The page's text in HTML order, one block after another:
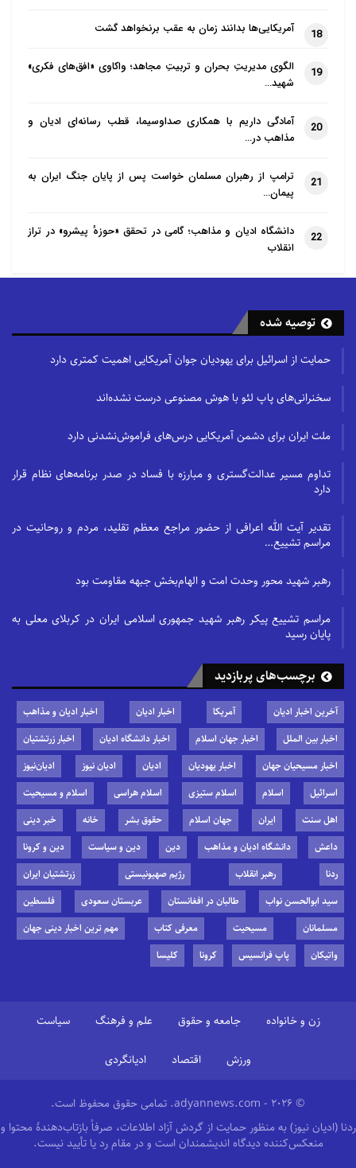
18 آمریکایی‌ها بدانند زمان به عقب برنخواهد گشت
19
الگوی مدیریتِ بحران و تربیتِ مجاهد؛ واکاوی «افق‌های فکری»
شهید…
20
آمادگی داریم با همکاری صداوسیما، قطب رسانه‌ای ادیان و
مذاهب در…
21
ترامپ از رهبران مسلمان خواست پس از پایان جنگ ایران به
پیمان…
22
دانشگاه ادیان و مذاهب؛ گامی در تحقق «حوزهٔ پیشرو» در تراز
انقلاب
توصیه شده
حمایت از اسرائیل برای یهودیان جوان آمریکایی اهمیت کمتری دارد
سخنرانی‌های پاپ لئو با هوش مصنوعی درست نشده‌اند
ملت ایران برای دشمن آمریکایی درس‌های فراموش‌نشدنی دارد
تداوم مسیر عدالت‌گستری و مبارزه با فساد در صدر برنامه‌های نظام قرار
دارد
تقدیر آیت الله اعرافی از حضور مراجع معظم تقلید، مردم و روحانیت در
مراسم تشییع…
رهبر شهید محور وحدت امت و الهام‌بخش جبهه مقاومت بود
مراسم تشییع پیکر رهبر شهید جمهوری اسلامی ایران در کربلای معلی به
پایان رسید
برچسب‌های پربازدید
آخرین اخبار ادیان آمریکا اخبار ادیان
اخبار ادیان و مذاهب
اخبار بین الملل
اخبار جهان اسلام اخبار دانشگاه ادیان
اخبار زرتشتیان
اخبار مسیحیان جهان
اخبار یهودیان ادیان ادیان نیوز
ادیان‌نیوز
اسرائیل
اسلام اسلام ستیزی اسلام هراسی
اسلام و مسیحیت
اهل سنت
ایران جهان اسلام حقوق بشر خانه
خبر دینی
داعش
دانشگاه ادیان و مذاهب دین دین و سیاست
دین و کرونا
ردنا
رهبر انقلاب رژیم صهیونیستی
زرتشتیان ایران
سید ابوالحسن نواب
طالبان در افغانستان عربستان سعودی
فلسطین
مسلمانان
مسیحیت معرفی کتاب
مهم ترین اخبار دینی جهان
واتیکان
پاپ فرانسیس کرونا کلیسا
زن و خانواده جامعه و حقوق علم و فرهنگ سیاست
ورزش اقتصاد ادیانگردی
© 2026 - adyannews.com. تمامی حقوق محفوظ است.
ردنا (ادیان نیوز) به منظور حمایت از گردش آزاد اطلاعات، صرفاً بازتاب‌دهندهٔ محتوا و
منعکس‌کننده دیدگاه اندیشمندان است و در مقام رد یا تأیید نیست.